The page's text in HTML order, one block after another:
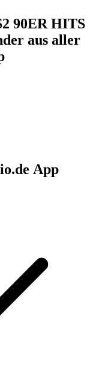
90ER HITS
aus aller
App